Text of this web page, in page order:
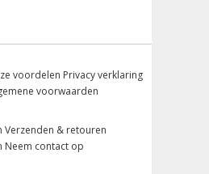
voordelen Privacy verklaring
voorwaarden
Verzenden & retouren
Neem contact op